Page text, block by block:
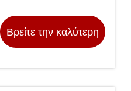
κατσαρόλης
Βρείτε την καλύτερη